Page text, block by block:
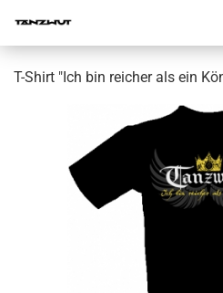
T-Shirt "Ich bin reicher als ein